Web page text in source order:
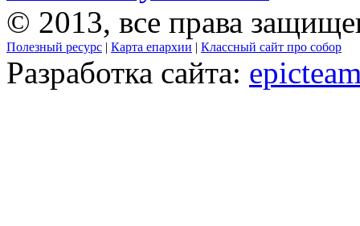
© 2013, все права
Полезный ресурс | Карта епархии | Классный сайт про собор
Разработка сайта: